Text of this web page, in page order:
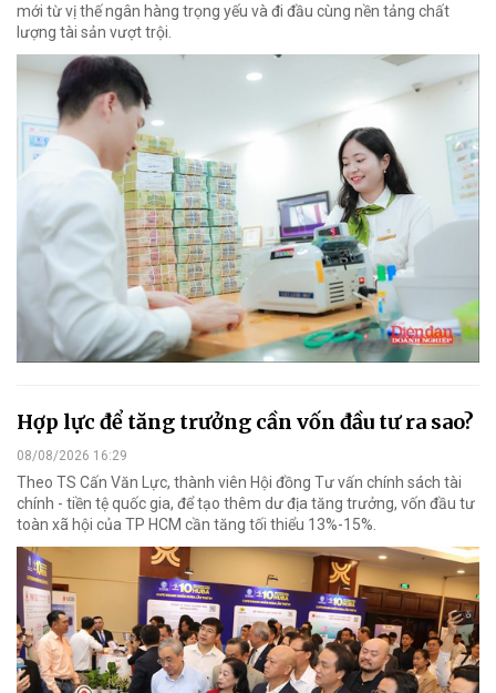
mới từ vị thế ngân hàng trọng yếu và đi đầu cùng nền tảng chất
lượng tài sản vượt trội.
Hợp lực để tăng trưởng cần vốn đầu tư ra sao?
08/08/2026 16:29
Theo TS Cấn Văn Lực, thành viên Hội đồng Tư vấn chính sách tài
chính - tiền tệ quốc gia, để tạo thêm dư địa tăng trưởng, vốn đầu tư
toàn xã hội của TP HCM cần tăng tối thiểu 13%-15%.